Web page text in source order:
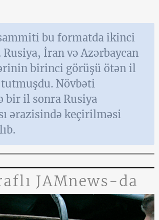
bu formatda ikinci
İran və Azərbaycan
birinci görüşü ötən il
tutmuşdu. Növbəti
bir il sonra Rusiya
ərazisində keçirilməsi
JAMnews-da